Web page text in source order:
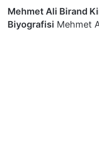
Mehmet Ali Birand
Biyografisi Mehmet